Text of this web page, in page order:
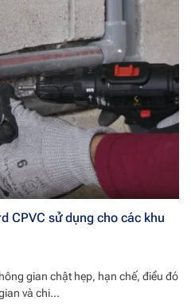
CPVC sử dụng cho các khu
gian chật hẹp, hạn chế, điều đó
và chi...